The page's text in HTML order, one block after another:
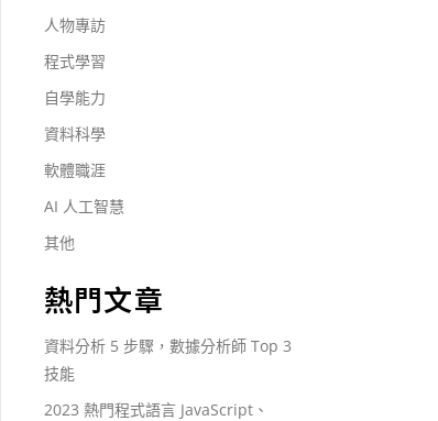
人物專訪
程式學習
自學能力
資料科學
軟體職涯
AI 人工智慧
其他
熱門文章
資料分析 5 步驟，數據分析師 Top 3
技能
2023 熱門程式語言 JavaScript、